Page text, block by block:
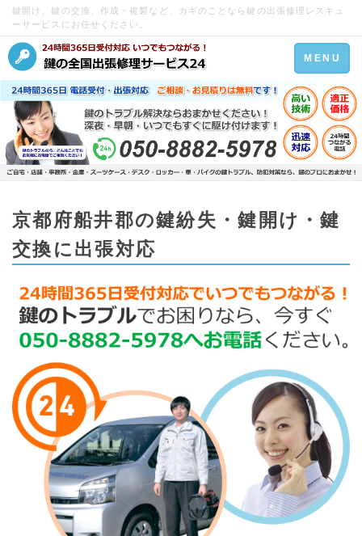
鍵開け、鍵の交換、作成・複製など、カギのことなら鍵の出張修理レスキュ
ーサービスにお任せください。
Toggle
navigation
MENU
京都府船井郡の鍵紛失・鍵開け・鍵
交換に出張対応